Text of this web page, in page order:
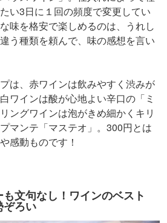
い3日に１回の頻度で変更してい
味を格安で楽しめるのは、うれし
う種類を頼んで、味の感想を言い
は、赤ワインは飲みやすく渋みが
ワインは酸が心地よい辛口の「ミ
ングワインは泡がきめ細かくキリ
マンテ「マステオ」。300円とは
感動ものです！
文句なし！ワインのベスト
ぞろい